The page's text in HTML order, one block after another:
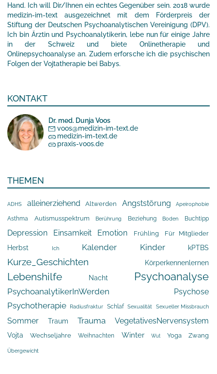
Hand. Ich will Dir/Ihnen ein echtes Gegenüber sein. 2018 wurde
medizin-im-text ausgezeichnet mit dem Förderpreis der
Stiftung der Deutschen Psychoanalytischen Vereinigung (DPV).
Ich bin Ärztin und Psychoanalytikerin, lebe nun für einige Jahre
in der Schweiz und biete Onlinetherapie und
Onlinepsychoanalyse an. Zudem erforsche ich die psychischen
Folgen der Vojtatherapie bei Babys.
KONTAKT
Dr. med. Dunja Voos
voos@medizin-im-text.de
medizin-im-text.de
praxis-voos.de
THEMEN
ADHS alleinerziehend Altwerden Angststörung Apeirophobie
Asthma Autismusspektrum Berührung Beziehung Boden Buchtipp
Depression Einsamkeit Emotion Frühling Für Mitglieder
Herbst Ich Kalender Kinder kPTBS
Kurze_Geschichten Körperkennenlernen
Lebenshilfe Nacht Psychoanalyse
PsychoanalytikerInWerden Psychose
Psychotherapie Radiusfraktur Schlaf Sexualität Sexueller Missbrauch
Sommer Traum Trauma VegetativesNervensystem
Vojta Wechseljahre Weihnachten Winter Wut Yoga Zwang
Übergewicht